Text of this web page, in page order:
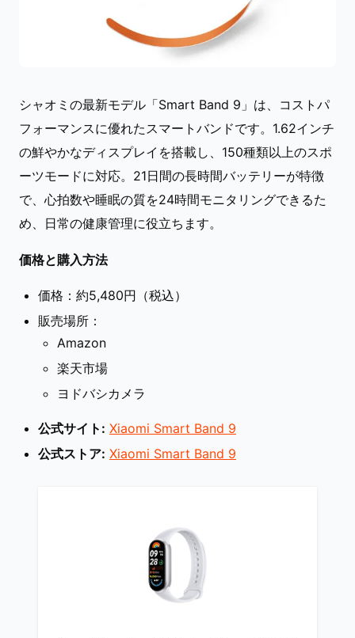
シャオミの最新モデル「Smart Band 9」は、コストパ
フォーマンスに優れたスマートバンドです。1.62インチ
の鮮やかなディスプレイを搭載し、150種類以上のスポ
ーツモードに対応。21日間の長時間バッテリーが特徴
で、心拍数や睡眠の質を24時間モニタリングできるた
め、日常の健康管理に役立ちます。
価格と購入方法
価格：約5,480円（税込）
販売場所：
Amazon
楽天市場
ヨドバシカメラ
公式サイト: Xiaomi Smart Band 9
公式ストア: Xiaomi Smart Band 9